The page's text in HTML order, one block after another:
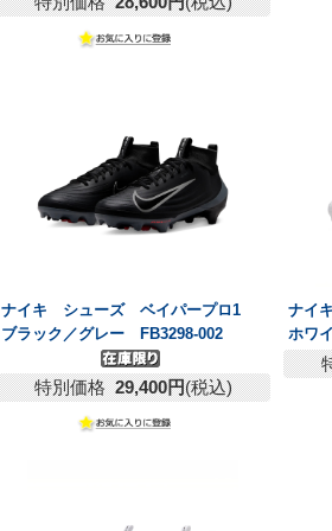
ナイキ シューズ ベイパープロ1
ブラック／グレー FB3298-002
特別価格 29,400円(税込)
ナイ
ホワ